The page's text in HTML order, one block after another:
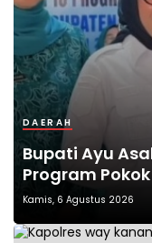
DAERAH
Bupati Ayu
Program
Kamis, 6 Agustus 2026